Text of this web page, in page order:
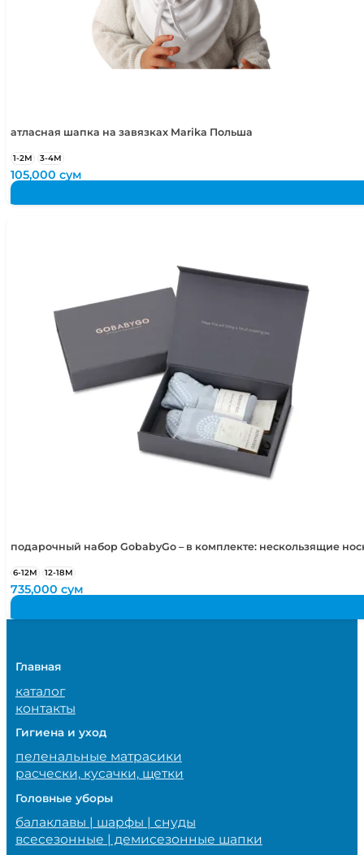
атласная шапка на завязках Marika Польша
1-2М 3-4М
105,000сум
подарочный набор GobabyGo – в комплекте: нескользящие
6-12М 12-18М
735,000сум
Главная
каталог
контакты
Гигиена и уход
пеленальные матрасики
расчески, кусачки, щетки
Головные уборы
балаклавы | шарфы | снуды
всесезонные | демисезонные шапки